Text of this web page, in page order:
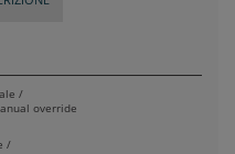
/
override
/